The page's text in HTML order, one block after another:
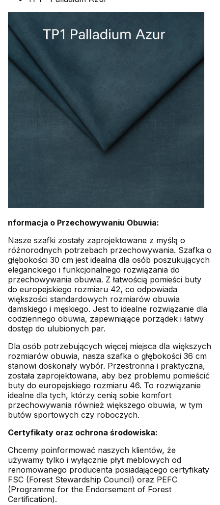
nformacja o Przechowywaniu Obuwia:
Nasze szafki zostały zaprojektowane z myślą o
różnorodnych potrzebach przechowywania. Szafka o
głębokości 30 cm jest idealna dla osób poszukujących
eleganckiego i funkcjonalnego rozwiązania do
przechowywania obuwia. Z łatwością pomieści buty
do europejskiego rozmiaru 42, co odpowiada
większości standardowych rozmiarów obuwia
damskiego i męskiego. Jest to idealne rozwiązanie dla
codziennego obuwia, zapewniające porządek i łatwy
dostęp do ulubionych par.
Dla osób potrzebujących więcej miejsca dla większych
rozmiarów obuwia, nasza szafka o głębokości 36 cm
stanowi doskonały wybór. Przestronna i praktyczna,
została zaprojektowana, aby bez problemu pomieścić
buty do europejskiego rozmiaru 46. To rozwiązanie
idealne dla tych, którzy cenią sobie komfort
przechowywania również większego obuwia, w tym
butów sportowych czy roboczych.
Certyfikaty oraz ochrona środowiska:
Chcemy poinformować naszych klientów, że
używamy tylko i wyłącznie płyt meblowych od
renomowanego producenta posiadającego certyfikaty
FSC (Forest Stewardship Council) oraz PEFC
(Programme for the Endorsement of Forest
Certification).